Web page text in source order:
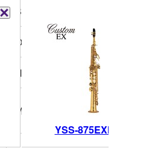
YSS-875EXHG
Bb
One-piece
Hand engraved
Mother of pearl